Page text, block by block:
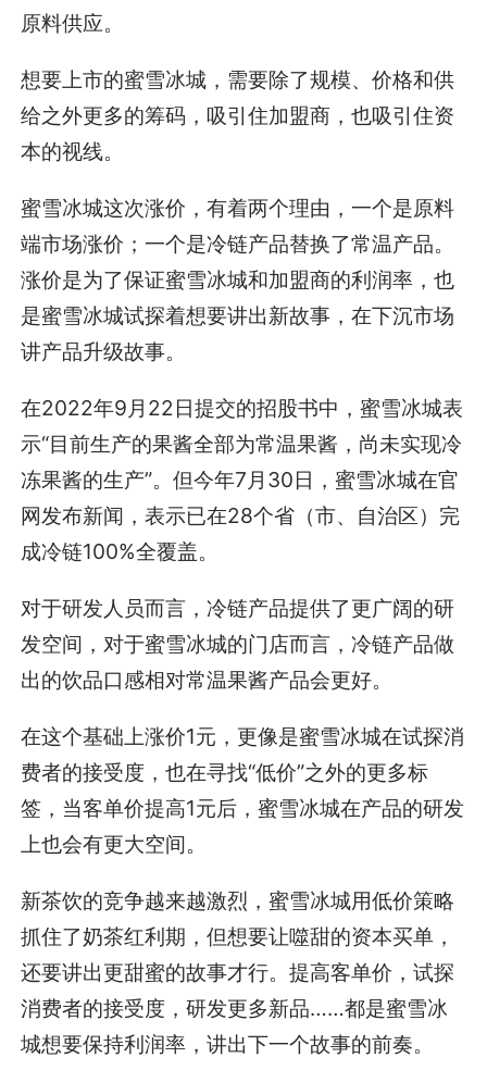
原料供应。
想要上市的蜜雪冰城，需要除了规模、价格和供
给之外更多的筹码，吸引住加盟商，也吸引住资
本的视线。
蜜雪冰城这次涨价，有着两个理由，一个是原料
端市场涨价；一个是冷链产品替换了常温产品。
涨价是为了保证蜜雪冰城和加盟商的利润率，也
是蜜雪冰城试探着想要讲出新故事，在下沉市场
讲产品升级故事。
在2022年9月22日提交的招股书中，蜜雪冰城表
示“目前生产的果酱全部为常温果酱，尚未实现冷
冻果酱的生产”。但今年7月30日，蜜雪冰城在官
网发布新闻，表示已在28个省（市、自治区）完
成冷链100%全覆盖。
对于研发人员而言，冷链产品提供了更广阔的研
发空间，对于蜜雪冰城的门店而言，冷链产品做
出的饮品口感相对常温果酱产品会更好。
在这个基础上涨价1元，更像是蜜雪冰城在试探消
费者的接受度，也在寻找“低价”之外的更多标
签，当客单价提高1元后，蜜雪冰城在产品的研发
上也会有更大空间。
新茶饮的竞争越来越激烈，蜜雪冰城用低价策略
抓住了奶茶红利期，但想要让噬甜的资本买单，
还要讲出更甜蜜的故事才行。提高客单价，试探
消费者的接受度，研发更多新品……都是蜜雪冰
城想要保持利润率，讲出下一个故事的前奏。